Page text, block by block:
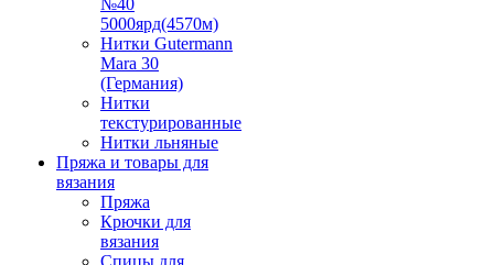
№40
5000ярд(4570м)
Нитки Gutermann
Mara 30
(Германия)
Нитки
текстурированные
Нитки льняные
Пряжа и товары для
вязания
Пряжа
Крючки для
вязания
Спицы для